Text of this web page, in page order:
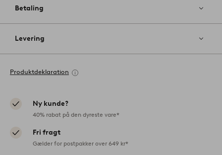
Betaling
Levering
Produktdeklaration
Ny kunde?
40% rabat på den dyreste vare*
Fri fragt
Gælder for postpakker over 649 kr*